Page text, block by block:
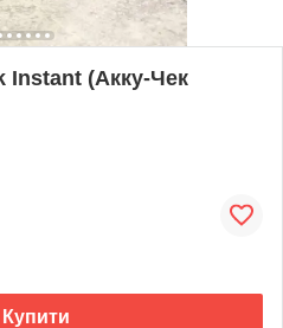
Instant (Акку-Чек
Купити